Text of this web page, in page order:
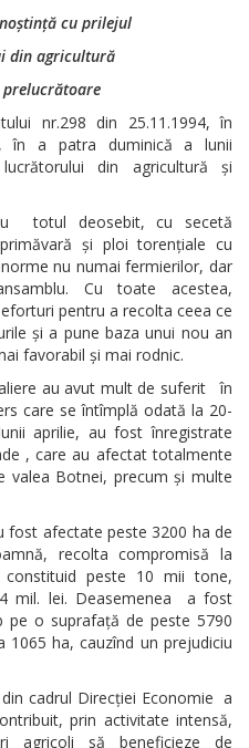
cu prilejul
din agricultură
nr.298 din 25.11.1994, în
în a patra duminică a lunii
din agricultură și
totul deosebit, cu secetă
și ploi torențiale cu
nu numai fermierilor, dar
Cu toate acestea,
pentru a recolta ceea ce
și a pune baza unui nou an
favorabil și mai rodnic.
au avut mult de suferit în
care se întîmplă odată la 20-
aprilie, au fost înregistrate
, care au afectat totalmente
Botnei, precum și multe
afectate peste 3200 ha de
recolta compromisă la
peste 10 mii tone,
mil. lei. Deasemenea a fost
o suprafață de peste 5790
ha, cauzînd un prejudiciu
cadrul Direcției Economie a
prin activitate intensă,
agricoli să beneficieze de